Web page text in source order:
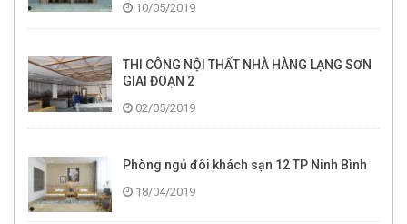
10/05/2019
THI CÔNG NỘI THẤT NHÀ HÀNG LẠNG SƠN
GIAI ĐOẠN 2
02/05/2019
Phòng ngủ đôi khách sạn 12 TP Ninh Bình
18/04/2019